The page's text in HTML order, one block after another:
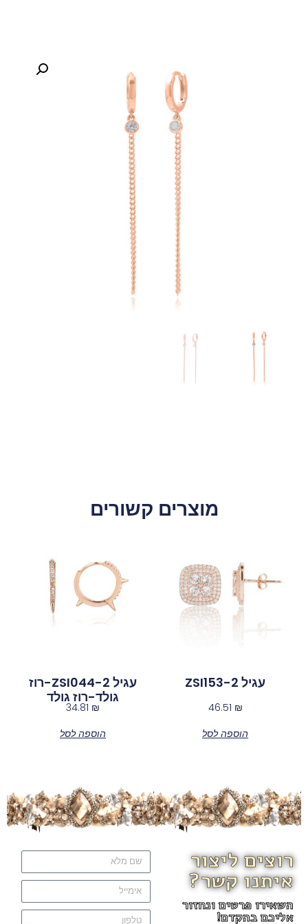
מוצרים קשורים
עגיל ZSI153-2
46.51 ₪
הוספה לסל
עגיל ZSI044-2-רוז
גולד-רוז גולד
34.81 ₪
הוספה לסל
רוצים ליצור
איתנו קשר?
השאירו פרטים ונחזור
אליכם בהקדם!